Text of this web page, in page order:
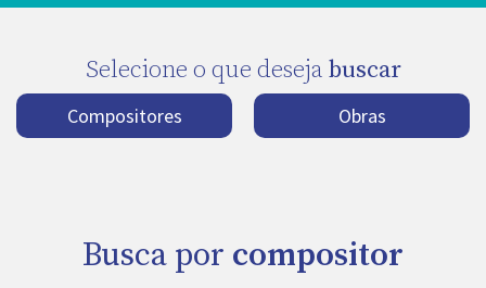
Selecione o que deseja buscar
Compositores Obras
Busca por compositor